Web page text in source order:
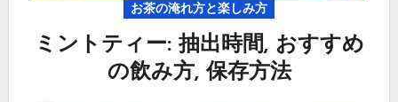
お茶の淹れ方と楽しみ方
ミントティー: 抽出時間, おすすめ
の飲み方, 保存方法